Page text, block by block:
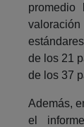
de los 21
de los 37
Además,
el